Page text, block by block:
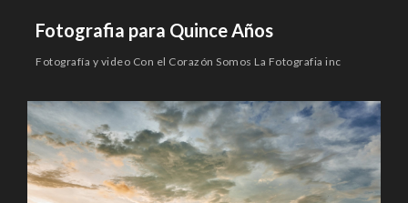
Fotografia para Quince Años
Fotografía y video Con el Corazón Somos La Fotografia inc